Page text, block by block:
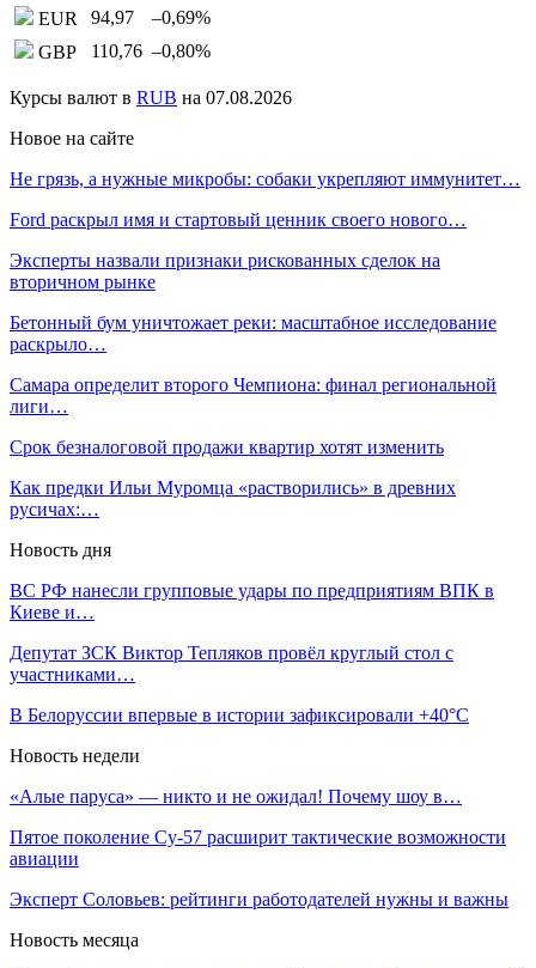
EUR
94,97 –0,69%
GBP
110,76 –0,80%
Курсы валют в RUB на 07.08.2026
Новое на сайте
Не грязь, а нужные микробы: собаки укрепляют иммунитет…
Ford раскрыл имя и стартовый ценник своего нового…
Эксперты назвали признаки рискованных сделок на
вторичном рынке
Бетонный бум уничтожает реки: масштабное исследование
раскрыло…
Самара определит второго Чемпиона: финал региональной
лиги…
Срок безналоговой продажи квартир хотят изменить
Как предки Ильи Муромца «растворились» в древних
русичах:…
Новость дня
ВС РФ нанесли групповые удары по предприятиям ВПК в
Киеве и…
Депутат ЗСК Виктор Тепляков провёл круглый стол с
участниками…
В Белоруссии впервые в истории зафиксировали +40°C
Новость недели
«Алые паруса» — никто и не ожидал! Почему шоу в…
Пятое поколение Су-57 расширит тактические возможности
авиации
Эксперт Соловьев: рейтинги работодателей нужны и важны
Новость месяца